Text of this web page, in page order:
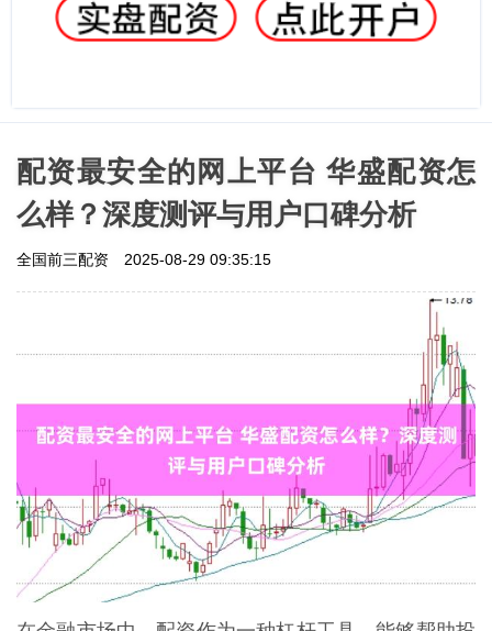
配资最安全的网上平台 华盛配资怎
么样？深度测评与用户口碑分析
全国前三配资 2025-08-29 09:35:15